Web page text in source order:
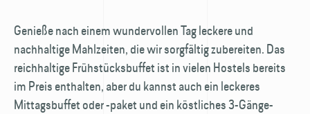
Genieße nach einem wundervollen Tag leckere und
nachhaltige Mahlzeiten, die wir sorgfältig zubereiten. Das
reichhaltige Frühstücks­buffet ist in vielen Hostels bereits
im Preis enthalten, aber du kannst auch ein leckeres
Mittags­buffet oder -paket und ein köstliches 3-Gänge-